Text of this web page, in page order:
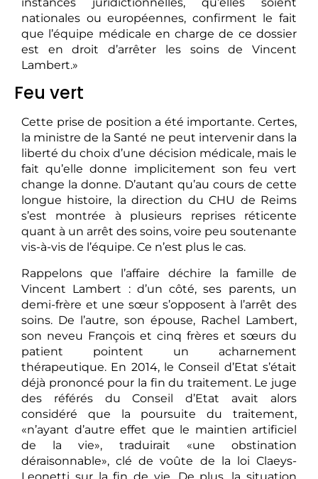
nationales ou européennes, confirment le fait
que l’équipe médicale en charge de ce dossier
est en droit d’arrêter les soins de Vincent
Lambert.»
Feu vert
Cette prise de position a été importante. Certes,
la ministre de la Santé ne peut intervenir dans la
liberté du choix d’une décision médicale, mais le
fait qu’elle donne implicitement son feu vert
change la donne. D’autant qu’au cours de cette
longue histoire, la direction du CHU de Reims
s’est montrée à plusieurs reprises réticente
quant à un arrêt des soins, voire peu soutenante
vis-à-vis de l’équipe. Ce n’est plus le cas.
Rappelons que l’affaire déchire la famille de
Vincent Lambert : d’un côté, ses parents, un
demi-frère et une sœur s’opposent à l’arrêt des
soins. De l’autre, son épouse, Rachel Lambert,
son neveu François et cinq frères et sœurs du
patient pointent un acharnement
thérapeutique. En 2014, le Conseil d’Etat s’était
déjà prononcé pour la fin du traitement. Le juge
des référés du Conseil d’Etat avait alors
considéré que la poursuite du traitement,
«n’ayant d’autre effet que le maintien artificiel
de la vie», traduirait «une obstination
déraisonnable», clé de voûte de la loi Claeys-